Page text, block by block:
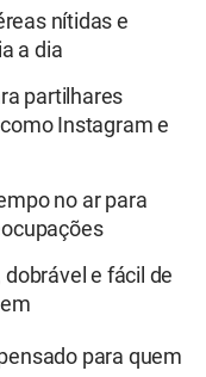
nítidas e
a dia
partilhares
Instagram e
no ar para
e fácil de
para quem